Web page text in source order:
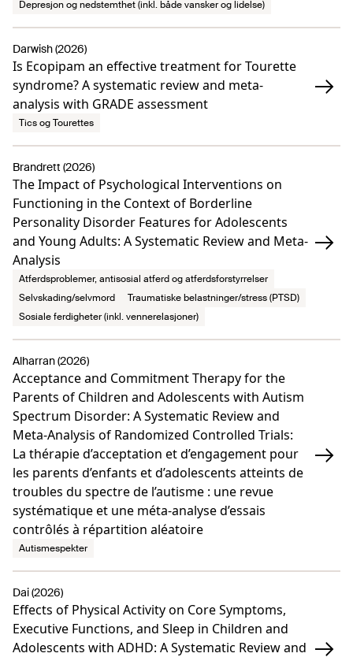
Depresjon og nedstemthet (inkl. både vansker og lidelse)
Is Ecopipam an effective treatment for Tourette
syndrome? A systematic review and meta-
analysis with GRADE assessment
Darwish (2026)
Tics og Tourettes
The Impact of Psychological Interventions on
Functioning in the Context of Borderline
Personality Disorder Features for Adolescents
and Young Adults: A Systematic Review and Meta-
Analysis
Brandrett (2026)
Atferdsproblemer, antisosial atferd og atferdsforstyrrelser
Selvskading/selvmord
Traumatiske belastninger/stress (PTSD)
Sosiale ferdigheter (inkl. vennerelasjoner)
Acceptance and Commitment Therapy for the
Parents of Children and Adolescents with Autism
Spectrum Disorder: A Systematic Review and
Meta-Analysis of Randomized Controlled Trials:
La thérapie d’acceptation et d’engagement pour
les parents d’enfants et d’adolescents atteints de
troubles du spectre de l’autisme : une revue
systématique et une méta-analyse d’essais
contrôlés à répartition aléatoire
Alharran (2026)
Autismespekter
Effects of Physical Activity on Core Symptoms,
Executive Functions, and Sleep in Children and
Adolescents with ADHD: A Systematic Review and
Dai (2026)